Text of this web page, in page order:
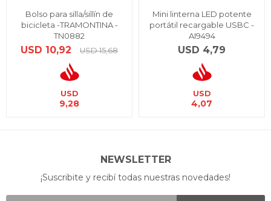
Bolso para silla/sillín de
bicicleta -TRAMONTINA -
TN0882
USD 10,92 USD 15,68
USD
9,28
Mini linterna LED potente
portátil recargable USBC -
AI9494
USD 4,79
USD
4,07
NEWSLETTER
¡Suscribite y recibí todas nuestras novedades!